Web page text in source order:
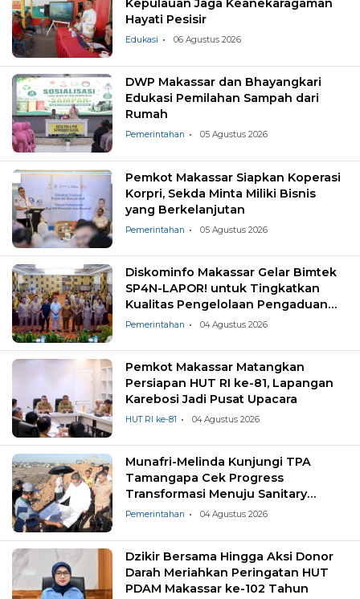
Kepulauan Jaga Keanekaragaman
Hayati Pesisir
Edukasi 06 Agustus 2026
DWP Makassar dan Bhayangkari
Edukasi Pemilahan Sampah dari
Rumah
Pemerintahan 05 Agustus 2026
Pemkot Makassar Siapkan Koperasi
Korpri, Sekda Minta Miliki Bisnis
yang Berkelanjutan
Pemerintahan 05 Agustus 2026
Diskominfo Makassar Gelar Bimtek
SP4N-LAPOR! untuk Tingkatkan
Kualitas Pengelolaan Pengaduan
Masyarakat
Pemerintahan 04 Agustus 2026
Pemkot Makassar Matangkan
Persiapan HUT RI ke-81, Lapangan
Karebosi Jadi Pusat Upacara
HUT RI ke-81 04 Agustus 2026
Munafri-Melinda Kunjungi TPA
Tamangapa Cek Progress
Transformasi Menuju Sanitary
Landfill
Pemerintahan 04 Agustus 2026
Dzikir Bersama Hingga Aksi Donor
Darah Meriahkan Peringatan HUT
PDAM Makassar ke-102 Tahun